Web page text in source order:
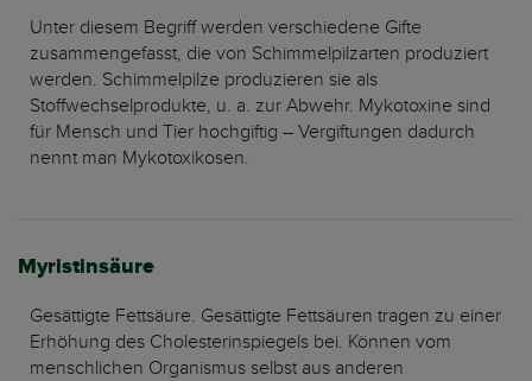
Unter diesem Begriff werden verschiedene Gifte
zusammengefasst, die von Schimmelpilzarten produziert
werden. Schimmelpilze produzieren sie als
Stoffwechselprodukte, u. a. zur Abwehr. Mykotoxine sind
für Mensch und Tier hochgiftig – Vergiftungen dadurch
nennt man Mykotoxikosen.
Myristinsäure
Gesättigte Fettsäure. Gesättigte Fettsäuren tragen zu einer
Erhöhung des Cholesterinspiegels bei. Können vom
menschlichen Organismus selbst aus anderen